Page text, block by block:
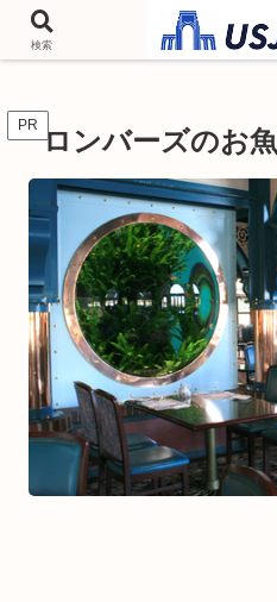
チケットやシーズンイベント ニンテン
バを歩いて情報
PR ロンバーズのお
検索